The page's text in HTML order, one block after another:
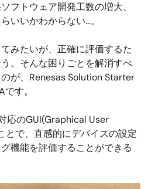
フトウェア開発工数の増大、
いいかわからない…。
みたいが、正確に評価するた
。そんな困りごとを解消すべ
が、Renesas Solution Starter
す。
応のGUI(Graphical User
とで、直感的にデバイスの設定
機能を評価することができる